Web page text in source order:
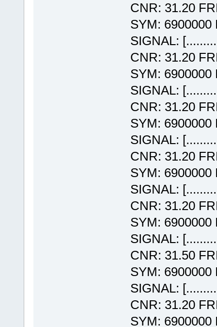
CNR: 31.20
SYM: 6900000
SIGNAL:
CNR: 31.20
SYM: 6900000
SIGNAL:
CNR: 31.20
SYM: 6900000
SIGNAL:
CNR: 31.20
SYM: 6900000
SIGNAL:
CNR: 31.20
SYM: 6900000
SIGNAL:
CNR: 31.50
SYM: 6900000
SIGNAL:
CNR: 31.20
SYM: 6900000